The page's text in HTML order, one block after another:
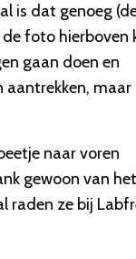
is dat genoeg
foto hierboven
gaan doen en
aantrekken, maar
naar voren
gewoon van het
raden ze bij